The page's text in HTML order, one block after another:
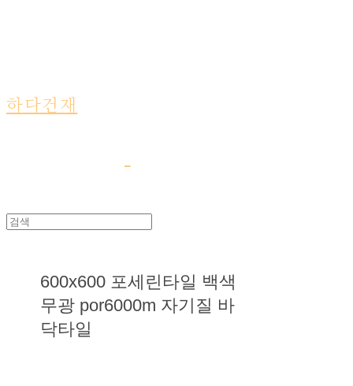
하다건재
600x600 포세린타일 백색
무광 por6000m 자기질 바
닥타일